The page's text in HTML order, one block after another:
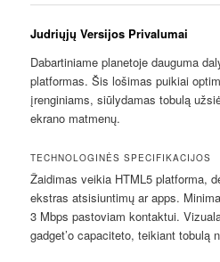
Judriųjų Versijos Privalumai
Dabartiniame planetoje dauguma
platformas. Šis lošimas puikiai
įrenginiams, siūlydamas tobulą
ekrano matmenų.
TECHNOLOGINĖS SPECIFIKACIJOS
Žaidimas veikia HTML5 platforma,
ekstras atsisiuntimų ar apps.
3 Mbps pastoviam kontaktui.
gadget’o capaciteto, teikiant tobulą